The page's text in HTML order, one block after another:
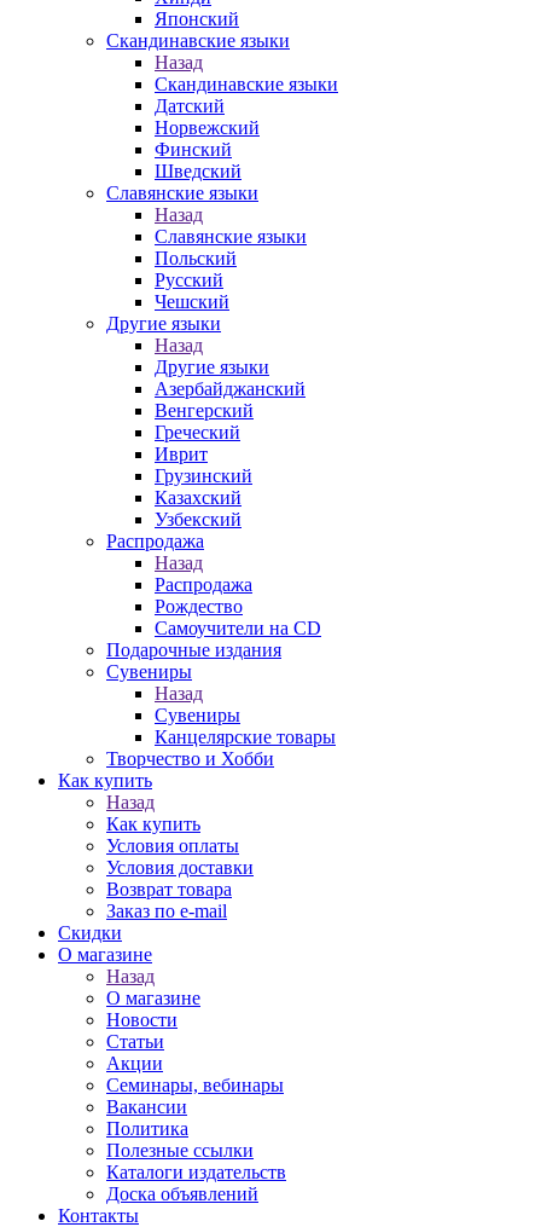
Японский
Скандинавские языки
Назад
Скандинавские языки
Датский
Норвежский
Финский
Шведский
Славянские языки
Назад
Славянские языки
Польский
Русский
Чешский
Другие языки
Назад
Другие языки
Азербайджанский
Венгерский
Греческий
Иврит
Грузинский
Казахский
Узбекский
Распродажа
Назад
Распродажа
Рождество
Самоучители на CD
Подарочные издания
Сувениры
Назад
Сувениры
Канцелярские товары
Творчество и Хобби
Как купить
Назад
Как купить
Условия оплаты
Условия доставки
Возврат товара
Заказ по e-mail
Скидки
О магазине
Назад
О магазине
Новости
Статьи
Акции
Семинары, вебинары
Вакансии
Политика
Полезные ссылки
Каталоги издательств
Доска объявлений
Контакты